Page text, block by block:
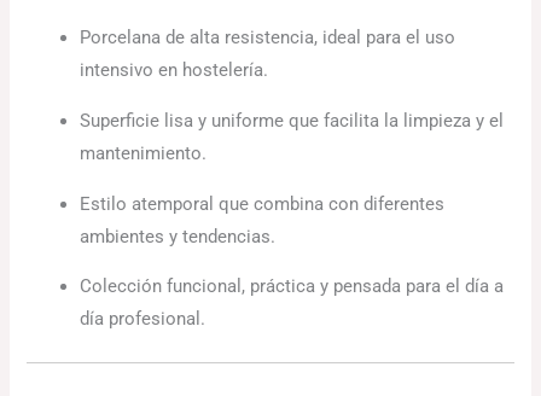
Porcelana de alta resistencia, ideal para el uso
intensivo en hostelería.
Superficie lisa y uniforme que facilita la limpieza y el
mantenimiento.
Estilo atemporal que combina con diferentes
ambientes y tendencias.
Colección funcional, práctica y pensada para el día a
día profesional.